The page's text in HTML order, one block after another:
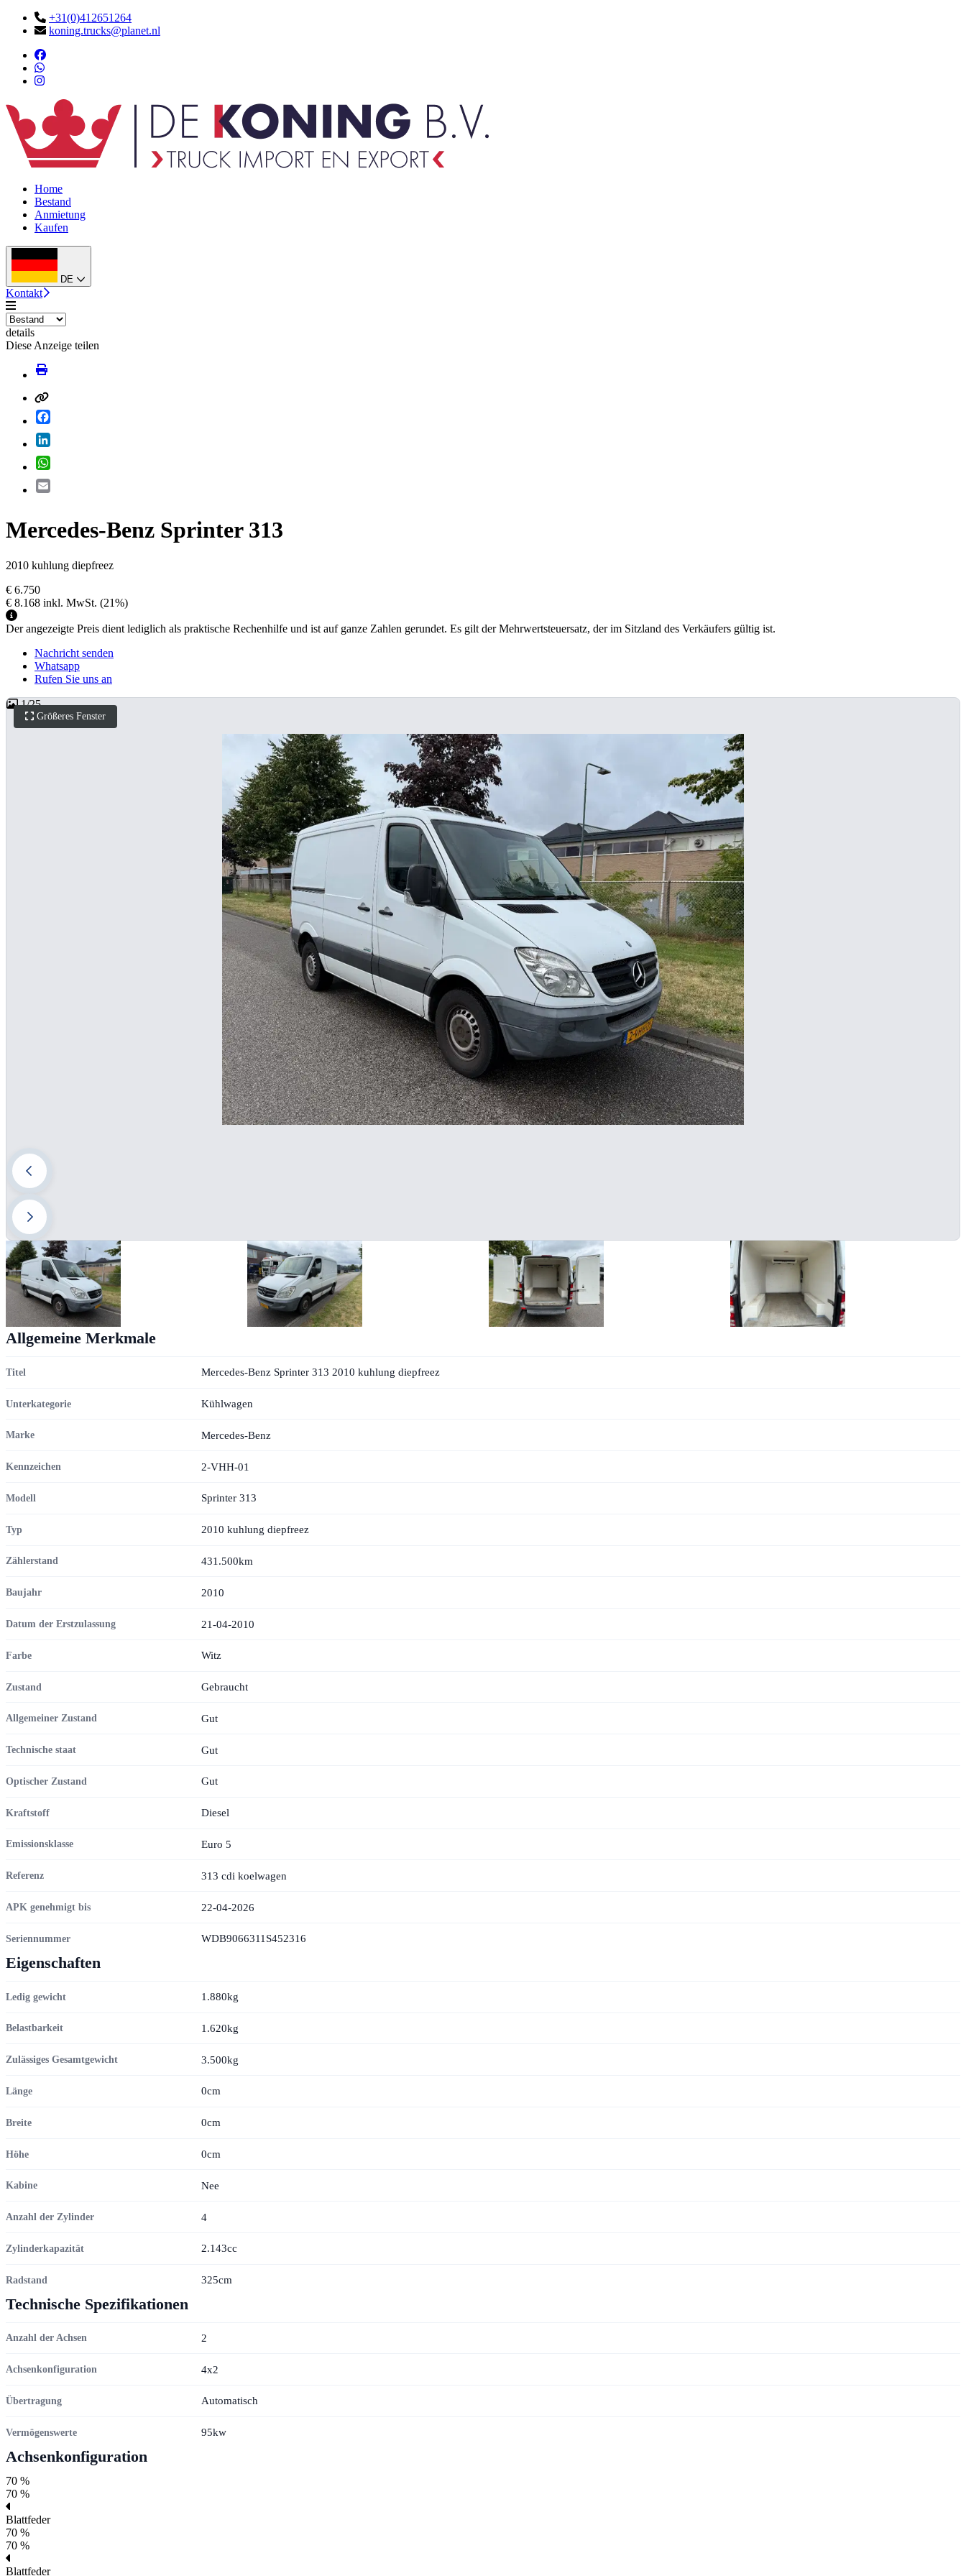
+31(0)412651264
koning.trucks@planet.nl
Home
Bestand
Anmietung
Kaufen
DE
Kontakt
details
Diese Anzeige teilen
Mercedes-Benz Sprinter 313
2010 kuhlung diepfreez
€ 6.750
€ 8.168 inkl. MwSt. (21%)
Der angezeigte Preis dient lediglich als praktische Rechenhilfe und ist auf ganze Zahlen gerundet. Es gilt der Mehrwertsteuersatz, der im Sitzland des Verkäufers gültig ist.
Nachricht senden
Whatsapp
Rufen Sie uns an
Größeres Fenster
1/25
Allgemeine Merkmale
Titel Mercedes-Benz Sprinter 313 2010 kuhlung diepfreez
Unterkategorie Kühlwagen
Marke Mercedes-Benz
Kennzeichen 2-VHH-01
Modell Sprinter 313
Typ 2010 kuhlung diepfreez
Zählerstand 431.500km
Baujahr 2010
Datum der Erstzulassung 21-04-2010
Farbe Witz
Zustand Gebraucht
Allgemeiner Zustand Gut
Technische staat Gut
Optischer Zustand Gut
Kraftstoff Diesel
Emissionsklasse Euro 5
Referenz 313 cdi koelwagen
APK genehmigt bis 22-04-2026
Seriennummer WDB9066311S452316
Eigenschaften
Ledig gewicht 1.880kg
Belastbarkeit 1.620kg
Zulässiges Gesamtgewicht 3.500kg
Länge 0cm
Breite 0cm
Höhe 0cm
Kabine Nee
Anzahl der Zylinder 4
Zylinderkapazität 2.143cc
Radstand 325cm
Technische Spezifikationen
Anzahl der Achsen 2
Achsenkonfiguration 4x2
Übertragung Automatisch
Vermögenswerte 95kw
Achsenkonfiguration
70 %
70 %
Blattfeder
70 %
70 %
Blattfeder